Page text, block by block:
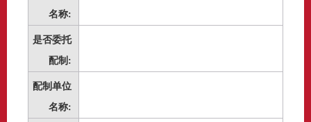
名称:
是否委托
配制:
配制单位
名称: